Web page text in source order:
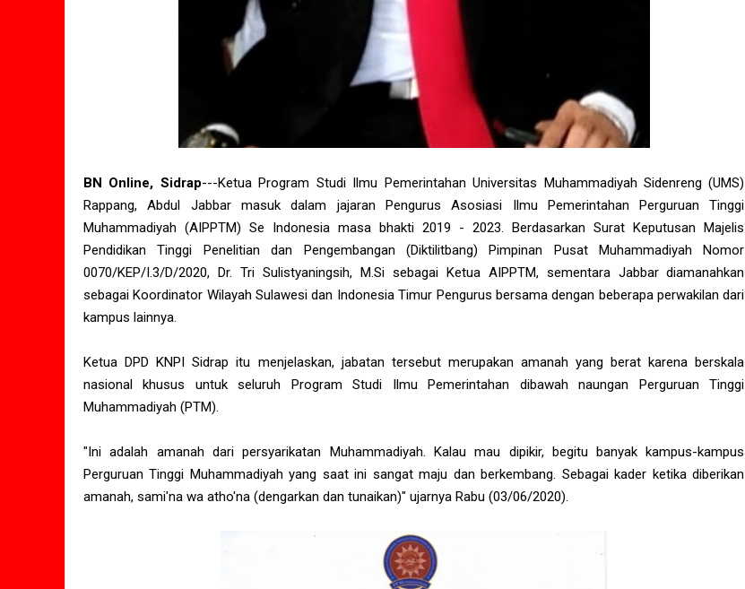
BN Online, Sidrap---Ketua Program Studi Ilmu Pemerintahan Universitas Muhammadiyah Sidenreng (UMS)
Rappang, Abdul Jabbar masuk dalam jajaran Pengurus Asosiasi Ilmu Pemerintahan Perguruan Tinggi
Muhammadiyah (AIPPTM) Se Indonesia masa bhakti 2019 - 2023. Berdasarkan Surat Keputusan Majelis
Pendidikan Tinggi Penelitian dan Pengembangan (Diktilitbang) Pimpinan Pusat Muhammadiyah Nomor
0070/KEP/I.3/D/2020, Dr. Tri Sulistyaningsih, M.Si sebagai Ketua AIPPTM, sementara Jabbar diamanahkan
sebagai Koordinator Wilayah Sulawesi dan Indonesia Timur Pengurus bersama dengan beberapa perwakilan dari
kampus lainnya.
Ketua DPD KNPI Sidrap itu menjelaskan, jabatan tersebut merupakan amanah yang berat karena berskala
nasional khusus untuk seluruh Program Studi Ilmu Pemerintahan dibawah naungan Perguruan Tinggi
Muhammadiyah (PTM).
"Ini adalah amanah dari persyarikatan Muhammadiyah. Kalau mau dipikir, begitu banyak kampus-kampus
Perguruan Tinggi Muhammadiyah yang saat ini sangat maju dan berkembang. Sebagai kader ketika diberikan
amanah, sami'na wa atho'na (dengarkan dan tunaikan)" ujarnya Rabu (03/06/2020).